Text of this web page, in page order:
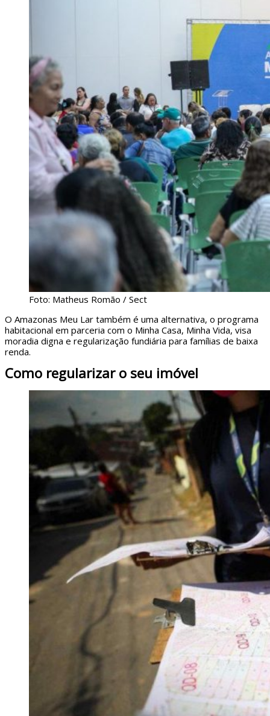
Foto: Matheus Romão / Sect
O Amazonas Meu Lar também é uma alternativa, o programa
habitacional em parceria com o Minha Casa, Minha Vida, visa
moradia digna e regularização fundiária para famílias de baixa
renda.
Como regularizar o seu imóvel